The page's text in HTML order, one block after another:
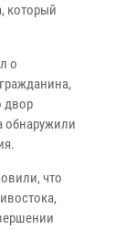
который
о
двор
обнаружили
что